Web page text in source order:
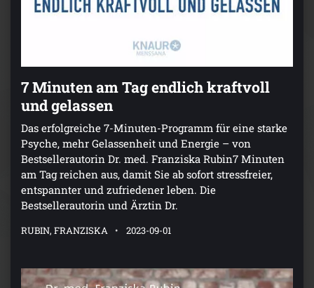
7 Minuten am Tag endlich kraftvoll
und gelassen
Das erfolgreiche 7-Minuten-Programm für eine starke
Psyche, mehr Gelassenheit und Energie – von
Bestsellerautorin Dr. med. Franziska Rubin7 Minuten
am Tag reichen aus, damit Sie ab sofort stressfreier,
entspannter und zufriedener leben. Die
Bestsellerautorin und Ärztin Dr.
RUBIN, FRANZISKA 2023-09-01